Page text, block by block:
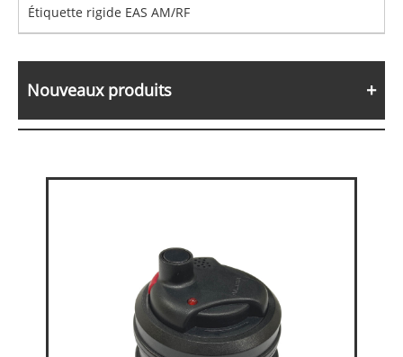
Étiquette rigide EAS AM/RF
Nouveaux produits